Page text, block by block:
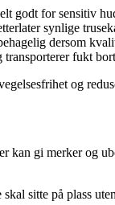
godt for sensitiv
synlige
dersom
fukt
og
kan gi merker og
sitte på plass